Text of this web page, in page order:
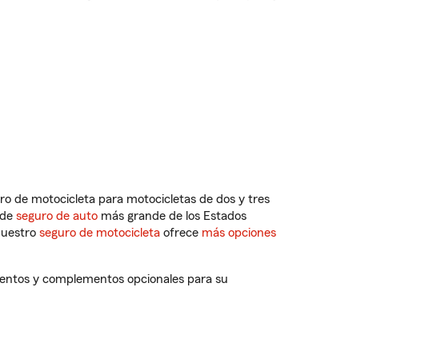
de motocicleta para motocicletas de dos y tres
seguro de auto más grande de los Estados
seguro de motocicleta ofrece más opciones
y complementos opcionales para su